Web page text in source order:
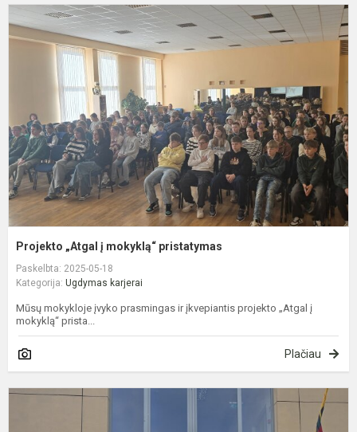
Projekto „Atgal į mokyklą“ pristatymas
Paskelbta: 2025-05-18
Kategorija: Ugdymas karjerai
Mūsų mokykloje įvyko prasmingas ir įkvepiantis projekto „Atgal į
mokyklą“ prista...
Plačiau